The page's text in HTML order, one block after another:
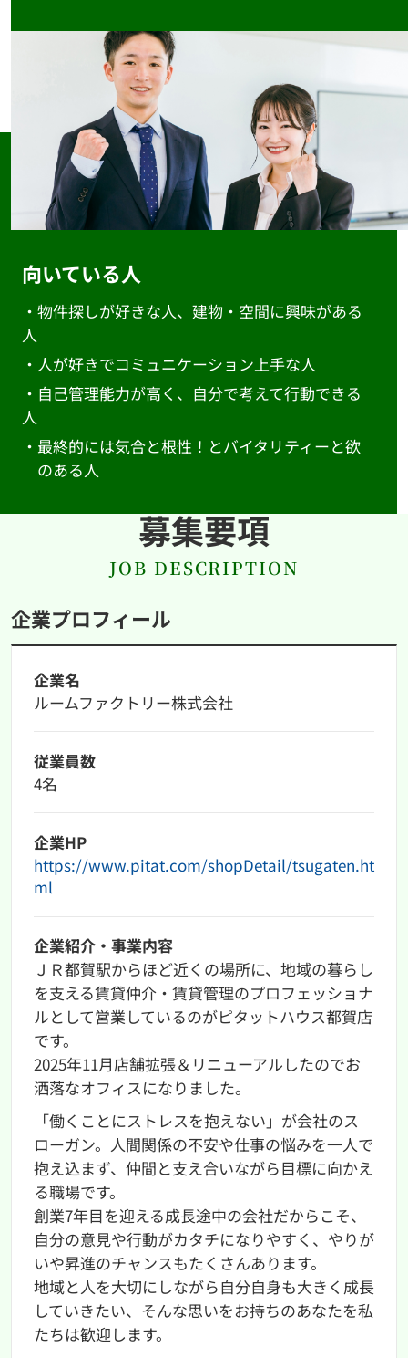
向いている人
・物件探しが好きな人、建物・空間に興味がある
人
・人が好きでコミュニケーション上手な人
・自己管理能力が高く、自分で考えて行動できる
人
・最終的には気合と根性！とバイタリティーと欲
のある人
募集要項
JOB DESCRIPTION
企業プロフィール
企業名
ルームファクトリー株式会社
従業員数
4名
企業HP
https://www.pitat.com/shopDetail/tsugaten.ht
ml
企業紹介・事業内容
ＪＲ都賀駅からほど近くの場所に、地域の暮らし
を支える賃貸仲介・賃貸管理のプロフェッショナ
ルとして営業しているのがピタットハウス都賀店
です。
2025年11月店舗拡張＆リニューアルしたのでお
洒落なオフィスになりました。
「働くことにストレスを抱えない」が会社のス
ローガン。人間関係の不安や仕事の悩みを一人で
抱え込まず、仲間と支え合いながら目標に向かえ
る職場です。
創業7年目を迎える成長途中の会社だからこそ、
自分の意見や行動がカタチになりやすく、やりが
いや昇進のチャンスもたくさんあります。
地域と人を大切にしながら自分自身も大きく成長
していきたい、そんな思いをお持ちのあなたを私
たちは歓迎します。